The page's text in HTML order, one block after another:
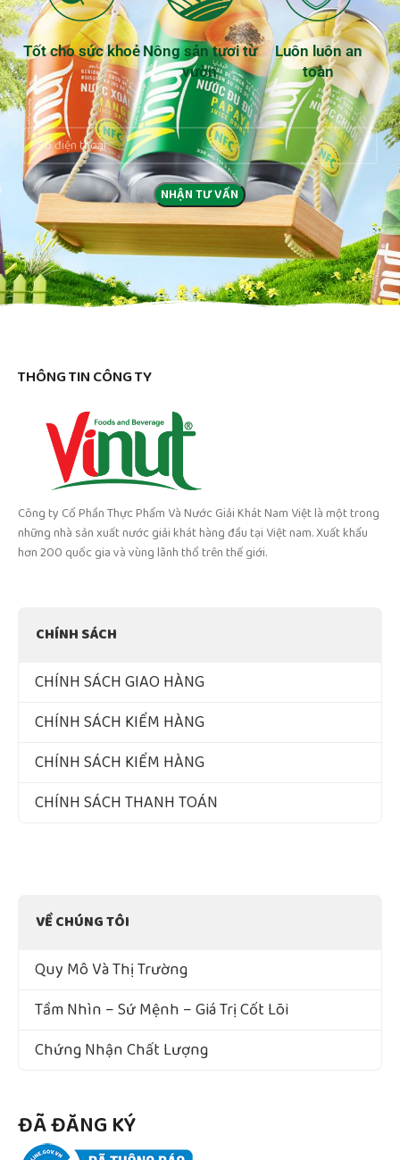
Tốt cho sức khoẻ Nông sản tươi từ
vườn
Luôn luôn an
toàn
THÔNG TIN CÔNG TY
Công ty Cổ Phần Thực Phẩm Và Nước Giải Khát Nam Việt là một trong
những nhà sản xuất nước giải khát hàng đầu tại Việt nam. Xuất khẩu
hơn 200 quốc gia và vùng lãnh thổ trên thế giới.
CHÍNH SÁCH
CHÍNH SÁCH GIAO HÀNG
CHÍNH SÁCH KIỂM HÀNG
CHÍNH SÁCH KIỂM HÀNG
CHÍNH SÁCH THANH TOÁN
VỀ CHÚNG TÔI
Quy Mô Và Thị Trường
Tầm Nhìn – Sứ Mệnh – Giá Trị Cốt Lõi
Chứng Nhận Chất Lượng
ĐÃ ĐĂNG KÝ